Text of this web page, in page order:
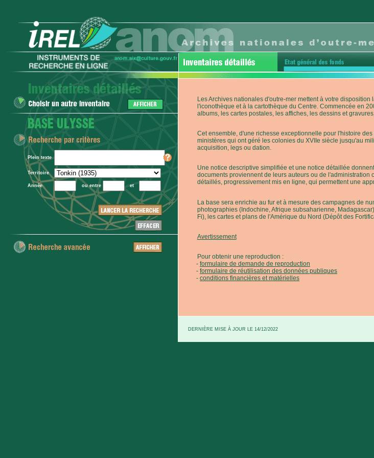
Plein texte
Territoire
Année ou entre et
Les Archives nationales d'outre-mer mettent à votre
l'iconothèque et à la cartothèque du Centre. Commencée en
albums, les cartes postales, les affiches, les dessins et
Cet ensemble, d'une richesse exceptionnelle pour l'histoire
ministères qui ont géré les colonies du XVIIe siècle jusqu'au
acquisition, legs ou dation.
Une notice descriptive simplifiée et une notice détaillée
documents proviennent de leurs auteurs ou de
détaillés, progressivement mis en ligne, qui permettent une
La base sera enrichie au fur et à mesure des campagnes de
photographies (Indochine, Afrique subsaharienne,
Fi), les cartes et plans de l'Amérique du Nord (Dépôt des
Avertissement
Pour obtenir une reproduction :
formulaire de demande de reproduction
formulaire de réutilisation des données publiques
conditions financières et matérielles
DERNIÈRE MISE À JOUR LE 14/12/2022